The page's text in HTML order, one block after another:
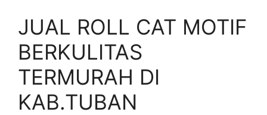
JUAL ROLL CAT MOTIF
BERKULITAS
TERMURAH DI
KAB.TUBAN